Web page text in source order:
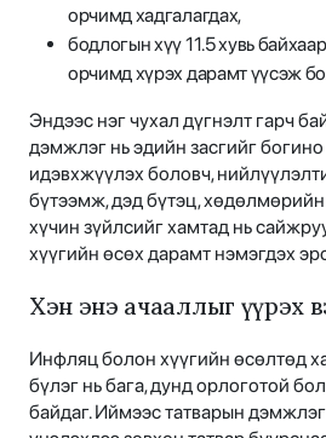
орчимд хадгалагдах,
бодлогын хүү 11.5 хувь
орчимд хүрэх дарамт үүсэж
Эндээс нэг чухал дүгнэлт гарч
дэмжлэг нь эдийн засгийг
идэвхжүүлэх боловч,
бүтээмж, дэд бүтэц, хөдөлмөрийн
хүчин зүйлсийг хамтад нь
хүүгийн өсөх дарамт нэмэгдэх
Хэн энэ ачааллыг үүрэх
Инфляц болон хүүгийн өсөлтөд
бүлэг нь бага, дунд орлоготой
байдаг. Иймээс татварын